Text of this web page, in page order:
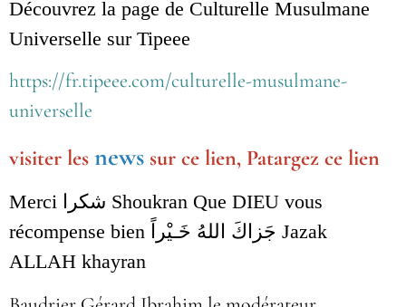
Découvrez la page de Culturelle Musulmane
Universelle sur Tipeee
https://fr.tipeee.com/culturelle-musulmane-
universelle
visiter les news sur ce lien, Patargez ce lien
Merci شكرا Shoukran Que DIEU vous
récompense bien جَزاكَ اللهُ خَـيْراً Jazak
ALLAH khayran